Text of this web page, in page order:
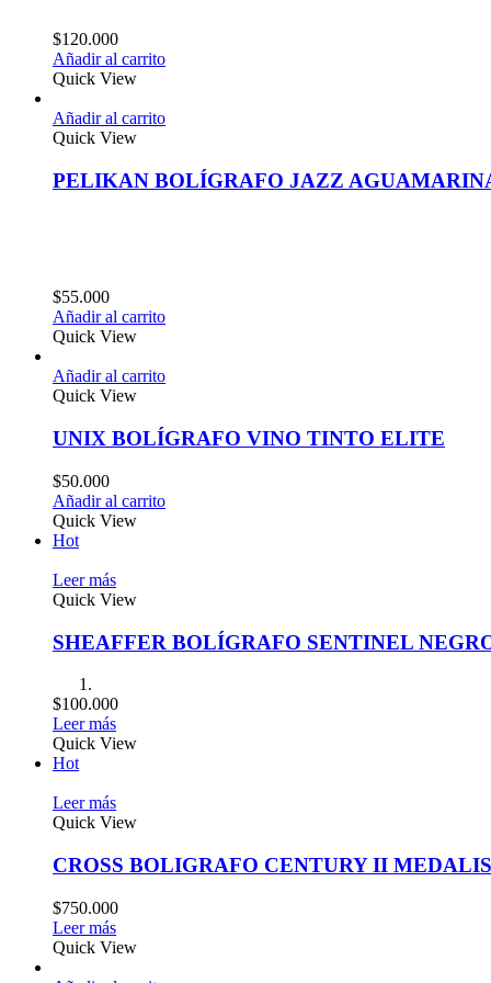
$120.000
Añadir al carrito
Quick View
Añadir al carrito
Quick View
PELIKAN BOLÍGRAFO JAZZ
$55.000
Añadir al carrito
Quick View
Añadir al carrito
Quick View
UNIX BOLÍGRAFO VINO TINTO ELITE
$50.000
Añadir al carrito
Quick View
Hot
Leer más
Quick View
SHEAFFER BOLÍGRAFO SENTINEL
$100.000
Leer más
Quick View
Hot
Leer más
Quick View
CROSS BOLIGRAFO CENTURY II
$750.000
Leer más
Quick View